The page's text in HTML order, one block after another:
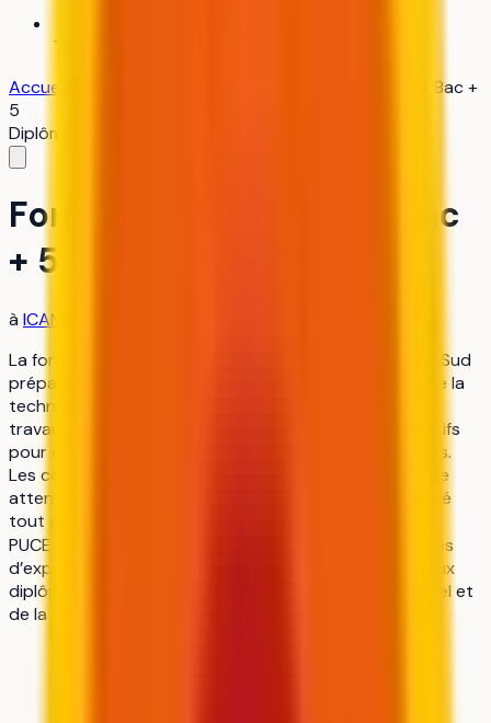
Trouver mon alternance
Accueil
Formation d'ingénieur Bac +
5
Diplôme d'ingénieur
Formation d'ingénieur Bac
+ 5
à ICAM Grand Paris Sud
La formation d’ingénieur Bac + 5 de l’ICAM Grand Paris Sud
prépare les étudiants aux métiers de l’innovation et de la
technologie. Elle combine enseignements théoriques,
travaux pratiques en laboratoire et projets collaboratifs
pour développer des compétences techniques solides.
Les cours sont dispensés par une équipe pédagogique
attentive qui assure un accompagnement personnalisé
tout au long du cursus. Le partenariat international
PUCE‑Icam ouvre dès la première année des possibilités
d’expériences à l’étranger. Cette approche garantit aux
diplômés une insertion rapide dans le secteur industriel et
de la recherche appliquée.